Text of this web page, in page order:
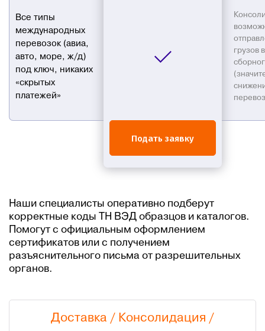
Все типы
международных
перевозок (авиа,
авто, море, ж/д)
под ключ, никаких
«скрытых
платежей»
Подать заявку
грузов
Наши специалисты оперативно подберут
корректные коды ТН ВЭД образцов и каталогов.
Помогут с официальным оформлением
сертификатов или с получением
разъяснительного письма от разрешительных
органов.
Доставка / Консолидация /